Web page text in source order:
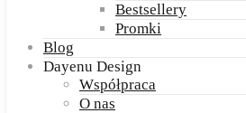
Bestsellery
Promki
Blog
Dayenu Design
Współpraca
O nas